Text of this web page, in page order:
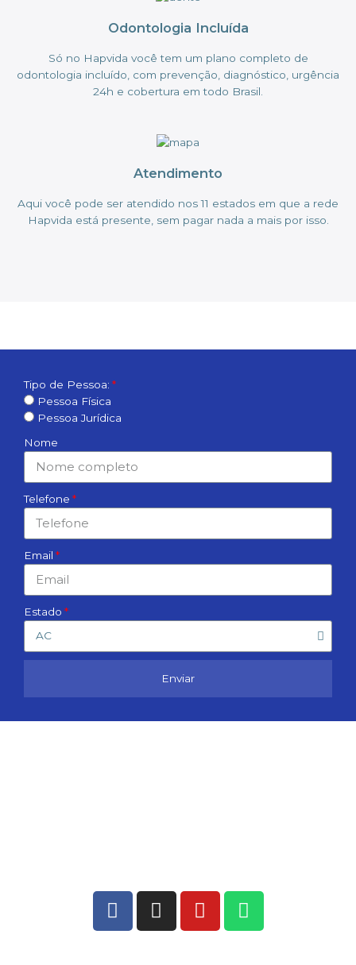
Odontologia Incluída
Só no Hapvida você tem um plano completo de
odontologia incluído, com prevenção, diagnóstico, urgência
24h e cobertura em todo Brasil.
Atendimento
Aqui você pode ser atendido nos 11 estados em que a rede
Hapvida está presente, sem pagar nada a mais por isso.
Tipo de Pessoa:
Pessoa Física
Pessoa Jurídica
Nome
Telefone
Email
Estado
Enviar